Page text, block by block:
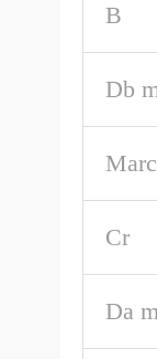
B
Db
Cr
Da